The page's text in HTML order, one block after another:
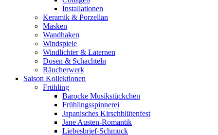
Installationen
Keramik & Porzellan
Masken
Wandhaken
Windspiele
Windlichter & Laternen
Dosen & Schachteln
Räucherwerk
Saison Kollektionen
Frühling
Barocke Musikstückchen
Frühlingsspinnerei
Japanisches Kirschblütenfest
Jane Austen-Romantik
Liebesbrief-Schmuck